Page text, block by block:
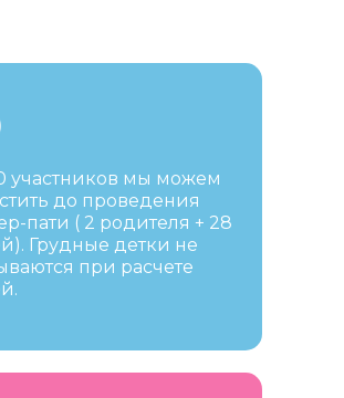
участников мы можем
до проведения
пати ( 2 родителя + 28
Грудные детки не
при расчете